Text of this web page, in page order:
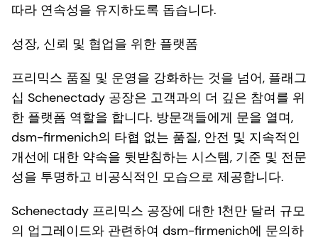
따라 연속성을 유지하도록 돕습니다.
성장, 신뢰 및 협업을 위한 플랫폼
프리믹스 품질 및 운영을 강화하는 것을 넘어, 플래그
십 Schenectady 공장은 고객과의 더 깊은 참여를 위
한 플랫폼 역할을 합니다. 방문객들에게 문을 열며,
dsm-firmenich의 타협 없는 품질, 안전 및 지속적인
개선에 대한 약속을 뒷받침하는 시스템, 기준 및 전문
성을 투명하고 비공식적인 모습으로 제공합니다.
Schenectady 프리믹스 공장에 대한 1천만 달러 규모
의 업그레이드와 관련하여 dsm-firmenich에 문의하